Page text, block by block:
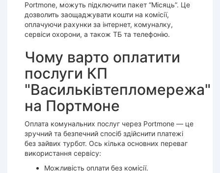
Portmone, можуть підключити пакет “Місяць”. Це
дозволить заощаджувати кошти на комісії,
оплачуючи рахунки за інтернет, комуналку,
сервіси охорони, а також ТБ та телефонію.
Чому варто оплатити
послуги КП
"Васильківтепломережа"
на Портмоне
Оплата комунальних послуг через Portmone — це
зручний та безпечний спосіб здійснити платежі
без зайвих турбот. Ось кілька основних переваг
використання сервісу:
Можливість оплати без комісії.